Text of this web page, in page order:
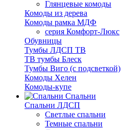
Глянцевые комоды
Комоды из дерева
Комоды рамка МДФ
серия Комфорт-Люкс
Обувницы
Тумбы ЛДСП ТВ
ТВ тумбы Блеск
Тумбы Виго (с подсветкой)
Комоды Хелен
Комоды-купе
Спальни
Спальни ЛДСП
Светлые спальни
Темные спальни